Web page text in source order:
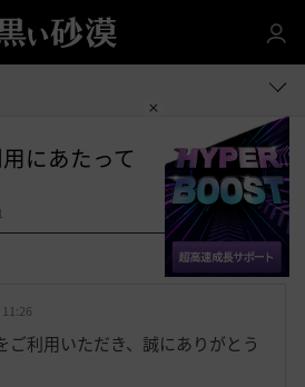
にあたって
お
入
共有する
ご利用いただき、誠にありがとう